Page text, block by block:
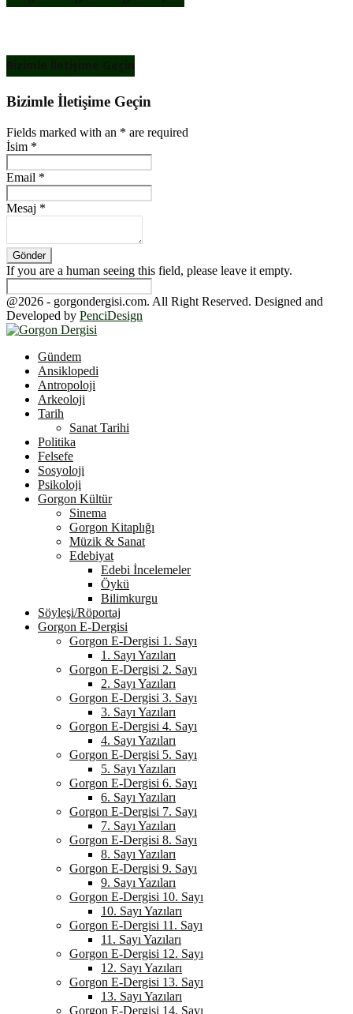
Bizimle İletişime Geçin
Bizimle İletişime Geçin
Fields marked with an * are required
İsim *
Email *
Mesaj *
If you are a human seeing this field, please leave it empty.
@2026 - gorgondergisi.com. All Right Reserved. Designed and
Developed by PenciDesign
Gündem
Ansiklopedi
Antropoloji
Arkeoloji
Tarih
Sanat Tarihi
Politika
Felsefe
Sosyoloji
Psikoloji
Gorgon Kültür
Sinema
Gorgon Kitaplığı
Müzik & Sanat
Edebiyat
Edebi İncelemeler
Öykü
Bilimkurgu
Söyleşi/Röportaj
Gorgon E-Dergisi
Gorgon E-Dergisi 1. Sayı
1. Sayı Yazıları
Gorgon E-Dergisi 2. Sayı
2. Sayı Yazıları
Gorgon E-Dergisi 3. Sayı
3. Sayı Yazıları
Gorgon E-Dergisi 4. Sayı
4. Sayı Yazıları
Gorgon E-Dergisi 5. Sayı
5. Sayı Yazıları
Gorgon E-Dergisi 6. Sayı
6. Sayı Yazıları
Gorgon E-Dergisi 7. Sayı
7. Sayı Yazıları
Gorgon E-Dergisi 8. Sayı
8. Sayı Yazıları
Gorgon E-Dergisi 9. Sayı
9. Sayı Yazıları
Gorgon E-Dergisi 10. Sayı
10. Sayı Yazıları
Gorgon E-Dergisi 11. Sayı
11. Sayı Yazıları
Gorgon E-Dergisi 12. Sayı
12. Sayı Yazıları
Gorgon E-Dergisi 13. Sayı
13. Sayı Yazıları
Gorgon E-Dergisi 14. Sayı